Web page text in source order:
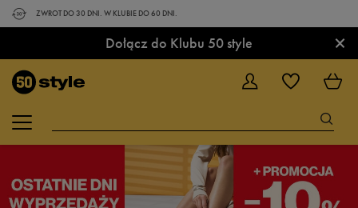
ZWROT DO 30 DNI. W KLUBIE DO 60 DNI.
Dołącz do Klubu 50 style ×